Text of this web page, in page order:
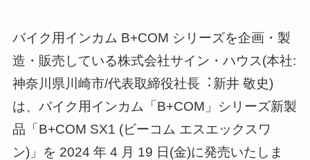
バイク用インカム B+COM シリーズを企画・製
造・販売している株式会社サイン・ハウス(本社:
神奈川県川崎市/代表取締役社長︓新井 敬史)
は、バイク用インカム「B+COM」シリーズ新製
品「B+COM SX1 (ビーコム エスエックスワ
ン)」を 2024 年 4 月 19 日(金)に発売いたしま